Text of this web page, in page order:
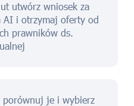
utwórz wniosek za
AI i otrzymaj oferty od
prawników ds.
porównuj je i wybierz